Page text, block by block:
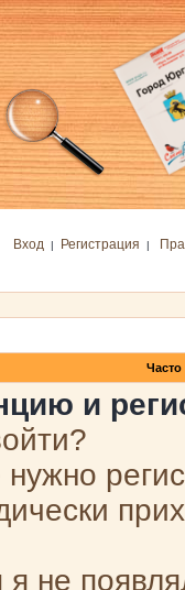
Вход | Регистрация |
и
не